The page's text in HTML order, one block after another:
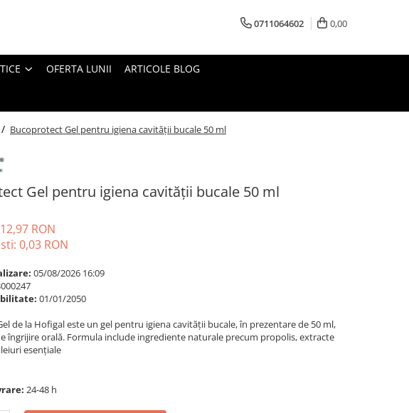
0711064602 0,00
OFERTA LUNII ARTICOLE BLOG
Bucoprotect Gel pentru igiena cavității bucale 50 ml
Gel pentru igiena cavității bucale 50 ml
12,97 RON
0,03 RON
05/08/2026 16:09
01/01/2050
de la Hofigal este un gel pentru igiena cavității bucale, în prezentare de 50 ml,
îngrijire orală. Formula include ingrediente naturale precum propolis, extracte
esențiale
24-48 h